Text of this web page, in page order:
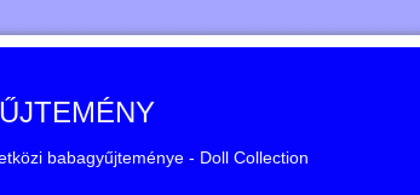
babagyűjteménye - Doll Collection